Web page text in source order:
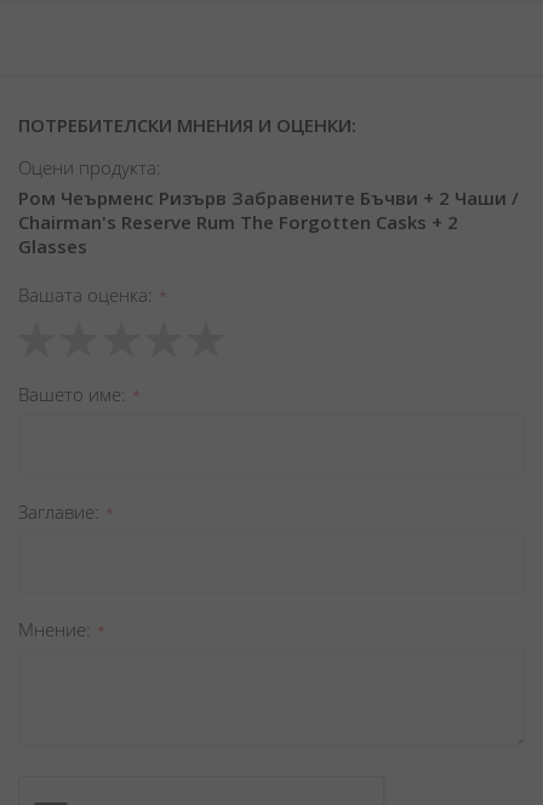
ПОТРЕБИТЕЛСКИ МНЕНИЯ И ОЦЕНКИ:
Оцени продукта:
Ром Чеърменс Ризърв Забравените Бъчви + 2 Чаши /
Chairman's Reserve Rum The Forgotten Casks + 2
Glasses
Вашата оценка
star
stars
stars
stars
stars
Вашето име
Заглавиe
Мнение